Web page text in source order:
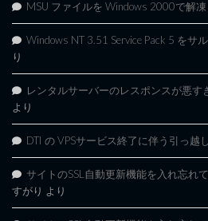
MSU ファイルを Windows 2000で解
Windows NT 3.51 Service Pack 5 をサ
り
レンタルサーバーのレスポンスが悪す
より
DTI の VPSサービス終了に伴う引っ越
サイトのSSL自動更新機能を入れ忘れ
すがり より